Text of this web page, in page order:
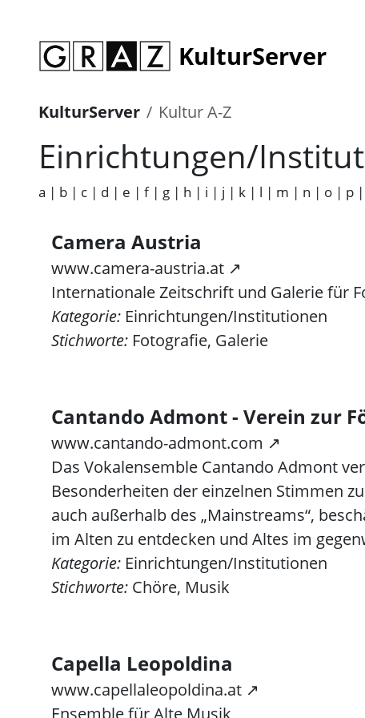
KulturServer
KulturServer Kultur A-Z
Einrichtungen/
a | b | c | d | e | f| g | h | i | j | k | l | m | n | o | p |
Camera Austria
www.camera-austria.at ↗
Internationale Zeitschrift und Galerie für
Kategorie: Einrichtungen/Institutionen
Stichworte: Fotografie, Galerie
Cantando Admont - Verein zur
www.cantando-admont.com ↗
Das Vokalensemble Cantando Admont
Besonderheiten der einzelnen Stimmen
auch außerhalb des „Mainstreams“,
im Alten zu entdecken und Altes im
Kategorie: Einrichtungen/Institutionen
Stichworte: Chöre, Musik
Capella Leopoldina
www.capellaleopoldina.at ↗
Ensemble für Alte Musik